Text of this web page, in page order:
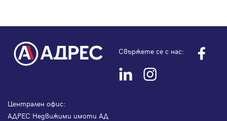
Свържете се с нас:
Централен офис:
АДРЕС Недвижими имоти АД